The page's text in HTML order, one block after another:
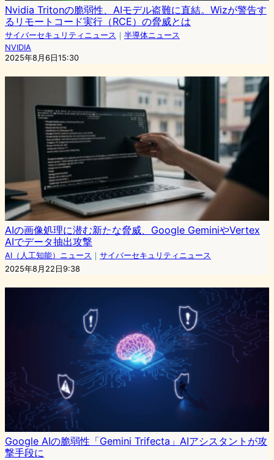
Nvidia Tritonの脆弱性、AIモデル盗難に直結。Wizが警告す
るリモートコード実行（RCE）の脅威とは
サイバーセキュリティニュース ｜ 半導体ニュース
NVIDIA
2025年8月6日15:30
AIの画像処理に潜む新たな脅威、Google GeminiやVertex
AIでデータ抽出攻撃
AI（人工知能）ニュース ｜ サイバーセキュリティニュース
2025年8月22日9:38
Google AIの脆弱性「Gemini Trifecta」AIアシスタントが攻
撃手段に